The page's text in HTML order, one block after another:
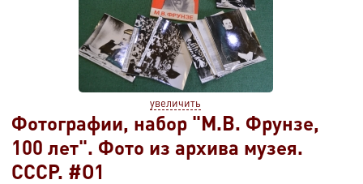
увеличить
Фотографии, набор "М.В. Фрунзе,
100 лет". Фото из архива музея.
СССР. #O1